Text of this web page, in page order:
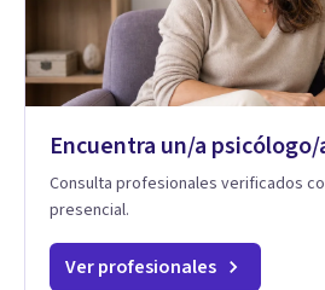
Encuentra un/a psicólogo/
Consulta profesionales verificados
presencial.
Ver profesionales